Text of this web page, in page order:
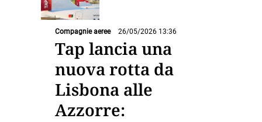
Compagnie aeree 26/05/2026 13:36
Tap lancia una
nuova rotta da
Lisbona alle
Azzorre: